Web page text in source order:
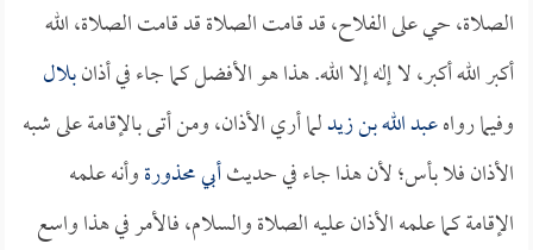
الصلاة، حي على الفلاح، قد قامت الصلاة قد قامت الصلاة، الله
أكبر الله أكبر، لا إله إلا الله. هذا هو الأفضل كما جاء في أذانبلال
وفيما رواهعبد الله بن زيدلما أري الأذان، ومن أتى بالإقامة على شبه
الأذان فلا بأس؛ لأن هذا جاء في حديثأبي محذورةوأنه علمه
الإقامة كما علمه الأذان عليه الصلاة والسلام، فالأمر في هذا واسع